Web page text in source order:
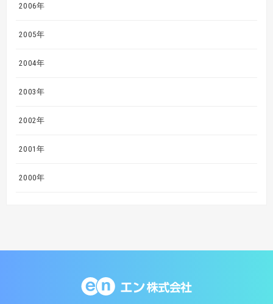
2006年
2005年
2004年
2003年
2002年
2001年
2000年